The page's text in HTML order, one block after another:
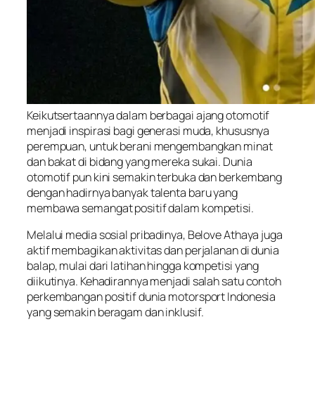
Keikutsertaannya dalam berbagai ajang otomotif
menjadi inspirasi bagi generasi muda, khususnya
perempuan, untuk berani mengembangkan minat
dan bakat di bidang yang mereka sukai. Dunia
otomotif pun kini semakin terbuka dan berkembang
dengan hadirnya banyak talenta baru yang
membawa semangat positif dalam kompetisi.
Melalui media sosial pribadinya, Belove Athaya juga
aktif membagikan aktivitas dan perjalanan di dunia
balap, mulai dari latihan hingga kompetisi yang
diikutinya. Kehadirannya menjadi salah satu contoh
perkembangan positif dunia motorsport Indonesia
yang semakin beragam dan inklusif.